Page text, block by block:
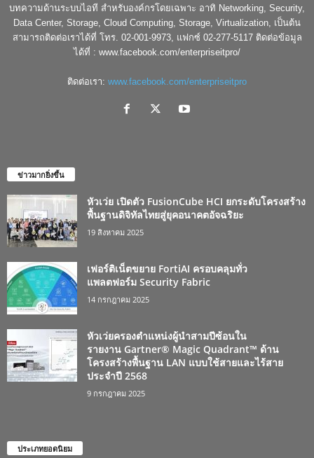
บทความด้านระบบไอที สำหรับองค์กรโดยเฉพาะ อาทิ Networking, Security,
Data Center, Storage, Cloud Computing, Storage, Virtualization, เป็นต้น
สามารถติดต่อเราได้ที่ โทร. 02-001-9973, แฟกซ์ 02-277-5117 ติดต่อข้อมูล
ได้ที่ : www.facebook.com/enterpriseitpro/
ติดต่อเรา: www.facebook.com/enterpriseitpro
ข่าวมากยิ่งขึ้น
หัวเว่ย เปิดตัว FusionCube HCI ยกระดับโครงสร้าง
พื้นฐานดิจิทัลไทยสู่ยุคอนาคตอัจฉริยะ
19 สิงหาคม 2025
เฟอร์ติเน็ตขยาย FortiAI ครอบคลุมทั่ว
แพลตฟอร์ม Security Fabric
14 กรกฎาคม 2025
หัวเว่ยครองตำแหน่งผู้นำสามปีซ้อนใน
รายงาน Gartner® Magic Quadrant™ ด้าน
โครงสร้างพื้นฐาน LAN แบบใช้สายและไร้สาย
ประจำปี 2568
9 กรกฎาคม 2025
ประเภทยอดนิยม